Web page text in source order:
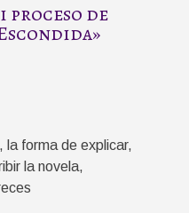
proceso de
»
la forma de explicar,
la novela,